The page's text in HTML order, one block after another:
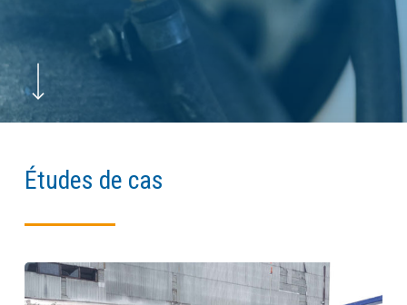
Études de cas